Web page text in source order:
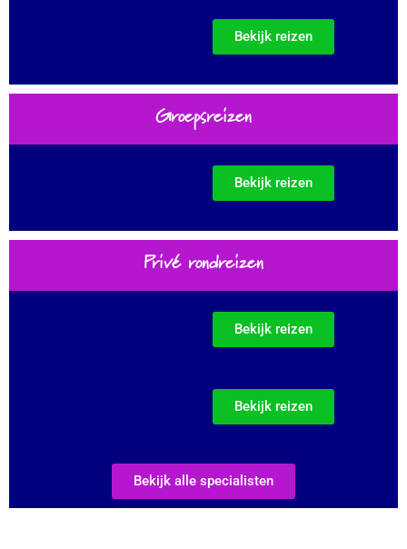
Bekijk reizen
Groepsreizen
Bekijk reizen
Privé rondreizen
Bekijk reizen
Bekijk reizen
Bekijk alle specialisten